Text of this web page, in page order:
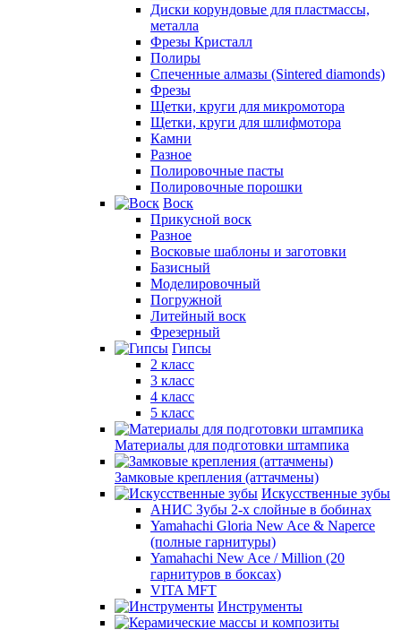
Диски корундовые для пластмассы,
металла
Фрезы Кристалл
Полиры
Спеченные алмазы (Sintered diamonds)
Фрезы
Щетки, круги для микромотора
Щетки, круги для шлифмотора
Камни
Разное
Полировочные пасты
Полировочные порошки
Воск
Прикусной воск
Разное
Восковые шаблоны и заготовки
Базисный
Моделировочный
Погружной
Литейный воск
Фрезерный
Гипсы
2 класс
3 класс
4 класс
5 класс
Материалы для подготовки штампика
Замковые крепления (аттачмены)
Искусственные зубы
АНИС Зубы 2-х слойные в бобинах
Yamahachi Gloria New Ace & Naperce
(полные гарнитуры)
Yamahachi New Ace / Million (20
гарнитуров в боксах)
VITA MFT
Инструменты